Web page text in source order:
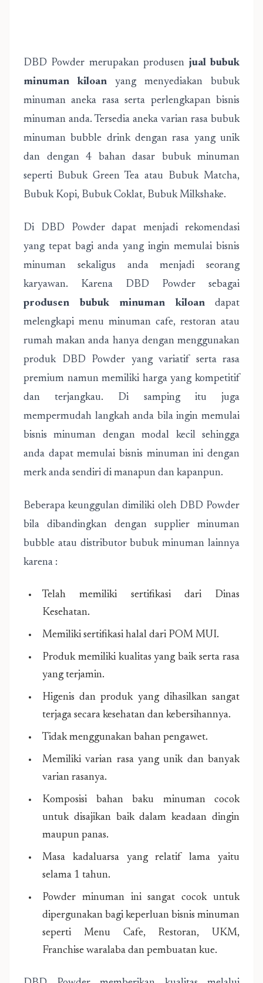
DBD Powder merupakan produsen jual bubuk
minuman kiloan yang menyediakan bubuk
minuman aneka rasa serta perlengkapan bisnis
minuman anda. Tersedia aneka varian rasa bubuk
minuman bubble drink dengan rasa yang unik
dan dengan 4 bahan dasar bubuk minuman
seperti Bubuk Green Tea atau Bubuk Matcha,
Bubuk Kopi, Bubuk Coklat, Bubuk Milkshake.
Di DBD Powder dapat menjadi rekomendasi
yang tepat bagi anda yang ingin memulai bisnis
minuman sekaligus anda menjadi seorang
karyawan. Karena DBD Powder sebagai
produsen bubuk minuman kiloandapat
melengkapi menu minuman cafe, restoran atau
rumah makan anda hanya dengan menggunakan
produk DBD Powder yang variatif serta rasa
premium namun memiliki harga yang kompetitif
dan terjangkau. Di samping itu juga
mempermudah langkah anda bila ingin memulai
bisnis minuman dengan modal kecil sehingga
anda dapat memulai bisnis minuman ini dengan
merk anda sendiri di manapun dan kapanpun.
Beberapa keunggulan dimiliki oleh DBD Powder
bila dibandingkan dengan supplier minuman
bubble atau distributor bubuk minuman lainnya
karena :
Telah memiliki sertifikasi dari Dinas
Kesehatan.
Memiliki sertifikasi halal dari POM MUI.
Produk memiliki kualitas yang baik serta rasa
yang terjamin.
Higenis dan produk yang dihasilkan sangat
terjaga secara kesehatan dan kebersihannya.
Tidak menggunakan bahan pengawet.
Memiliki varian rasa yang unik dan banyak
varian rasanya.
Komposisi bahan baku minuman cocok
untuk disajikan baik dalam keadaan dingin
maupun panas.
Masa kadaluarsa yang relatif lama yaitu
selama 1 tahun.
Powder minuman ini sangat cocok untuk
dipergunakan bagi keperluan bisnis minuman
seperti Menu Cafe, Restoran, UKM,
Franchise waralaba dan pembuatan kue.